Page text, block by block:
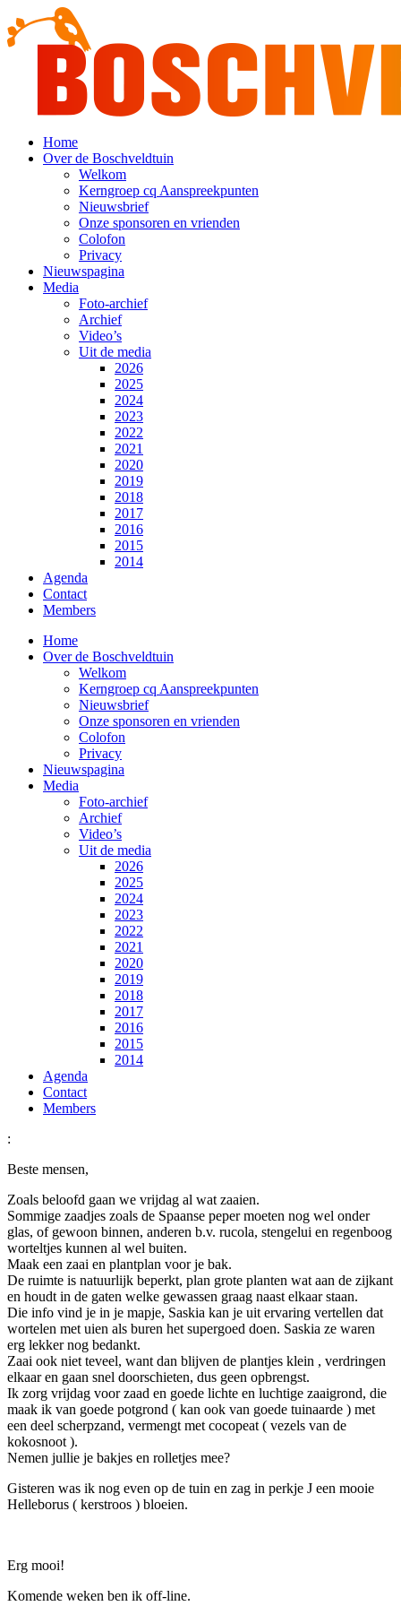
Home
Over de Boschveldtuin
Welkom
Kerngroep cq Aanspreekpunten
Nieuwsbrief
Onze sponsoren en vrienden
Colofon
Privacy
Nieuwspagina
Media
Foto-archief
Archief
Video’s
Uit de media
2026
2025
2024
2023
2022
2021
2020
2019
2018
2017
2016
2015
2014
Agenda
Contact
Members
Home
Over de Boschveldtuin
Welkom
Kerngroep cq Aanspreekpunten
Nieuwsbrief
Onze sponsoren en vrienden
Colofon
Privacy
Nieuwspagina
Media
Foto-archief
Archief
Video’s
Uit de media
2026
2025
2024
2023
2022
2021
2020
2019
2018
2017
2016
2015
2014
Agenda
Contact
Members
:
Beste mensen,
Zoals beloofd gaan we vrijdag al wat zaaien.
Sommige zaadjes zoals de Spaanse peper moeten nog wel onder
glas, of gewoon binnen, anderen b.v. rucola, stengelui en regenboog
worteltjes kunnen al wel buiten.
Maak een zaai en plantplan voor je bak.
De ruimte is natuurlijk beperkt, plan grote planten wat aan de zijkant
en houdt in de gaten welke gewassen graag naast elkaar staan.
Die info vind je in je mapje, Saskia kan je uit ervaring vertellen dat
wortelen met uien als buren het supergoed doen. Saskia ze waren
erg lekker nog bedankt.
Zaai ook niet teveel, want dan blijven de plantjes klein , verdringen
elkaar en gaan snel doorschieten, dus geen opbrengst.
Ik zorg vrijdag voor zaad en goede lichte en luchtige zaaigrond, die
maak ik van goede potgrond ( kan ook van goede tuinaarde ) met
een deel scherpzand, vermengt met cocopeat ( vezels van de
kokosnoot ).
Nemen jullie je bakjes en rolletjes mee?
Gisteren was ik nog even op de tuin en zag in perkje J een mooie
Helleborus ( kerstroos ) bloeien.
Erg mooi!
Komende weken ben ik off-line.